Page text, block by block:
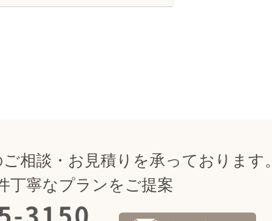
相談・お見積りを承っております。
丁寧なプランをご提案